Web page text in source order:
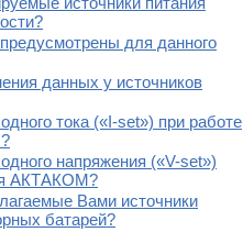
для данного
данных у источников
тока («I-set») при работе
напряжения («V-set»)
АКТАКОМ?
Вами источники
батарей?